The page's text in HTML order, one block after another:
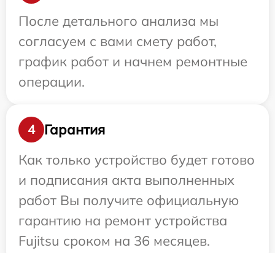
После детального анализа мы
согласуем с вами смету работ,
график работ и начнем ремонтные
операции.
4
Гарантия
Как только устройство будет готово
и подписания акта выполненных
работ Вы получите официальную
гарантию на ремонт устройства
Fujitsu сроком на 36 месяцев.